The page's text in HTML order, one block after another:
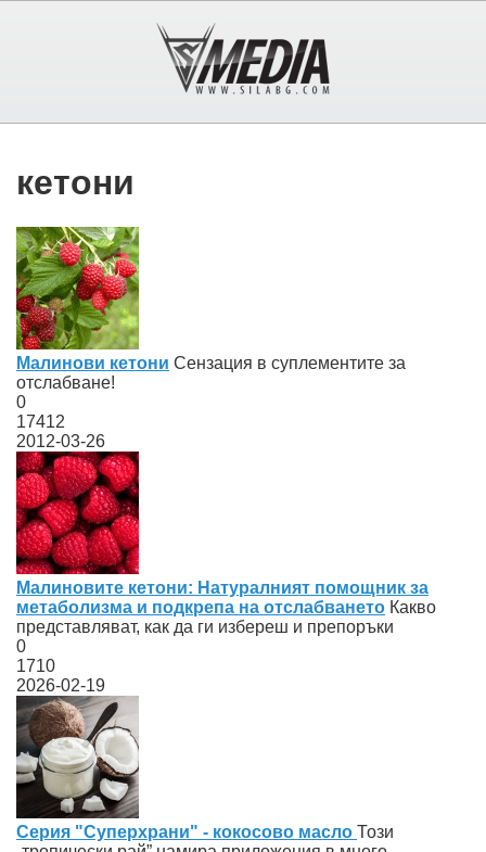
кетони
Малинови кетони Сензация в суплементите за
отслабване!
0
17412
2012-03-26
Малиновите кетони: Натуралният помощник за
метаболизма и подкрепа на отслабването Какво
представляват, как да ги избереш и препоръки
0
1710
2026-02-19
Серия "Суперхрани" - кокосово масло Този